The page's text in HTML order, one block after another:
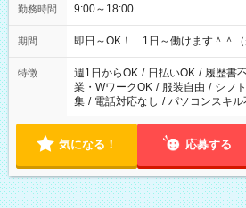
勤務時間 9:00～18:00
期間 即日～OK！ 1日～働けます＾＾（
特徴 週1日からOK / 日払いOK / 履歴書
業・WワークOK / 服装自由 / シフ
集 / 電話対応なし / パソコンスキル
気になる！ 応募する